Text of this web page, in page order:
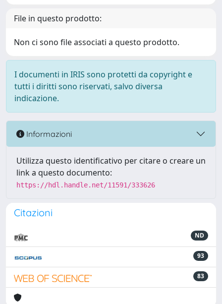
File in questo prodotto:
Non ci sono file associati a questo prodotto.
I documenti in IRIS sono protetti da copyright e
tutti i diritti sono riservati, salvo diversa
indicazione.
Informazioni
Utilizza questo identificativo per citare o creare un
link a questo documento:
https://hdl.handle.net/11591/333626
Citazioni
ND
93
83